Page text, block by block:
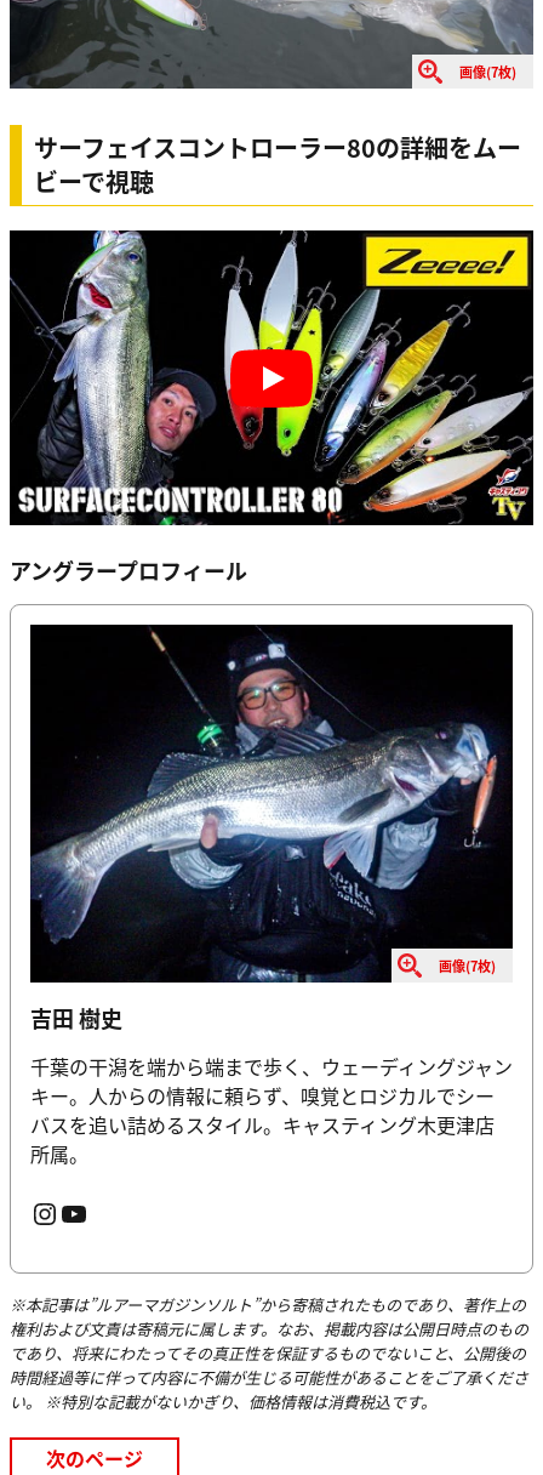
画像(7枚)
サーフェイスコントローラー80の詳細をムー
ビーで視聴
Play
アングラープロフィール
画像(7枚)
吉田 樹史
千葉の干潟を端から端まで歩く、ウェーディングジャン
キー。人からの情報に頼らず、嗅覚とロジカルでシー
バスを追い詰めるスタイル。キャスティング木更津店
所属。
InstagramYouTube
※本記事は”ルアーマガジンソルト”から寄稿されたものであり、著作上の
権利および文責は寄稿元に属します。なお、掲載内容は公開日時点のもの
であり、将来にわたってその真正性を保証するものでないこと、公開後の
時間経過等に伴って内容に不備が生じる可能性があることをご了承くださ
い。 ※特別な記載がないかぎり、価格情報は消費税込です。
次のページ